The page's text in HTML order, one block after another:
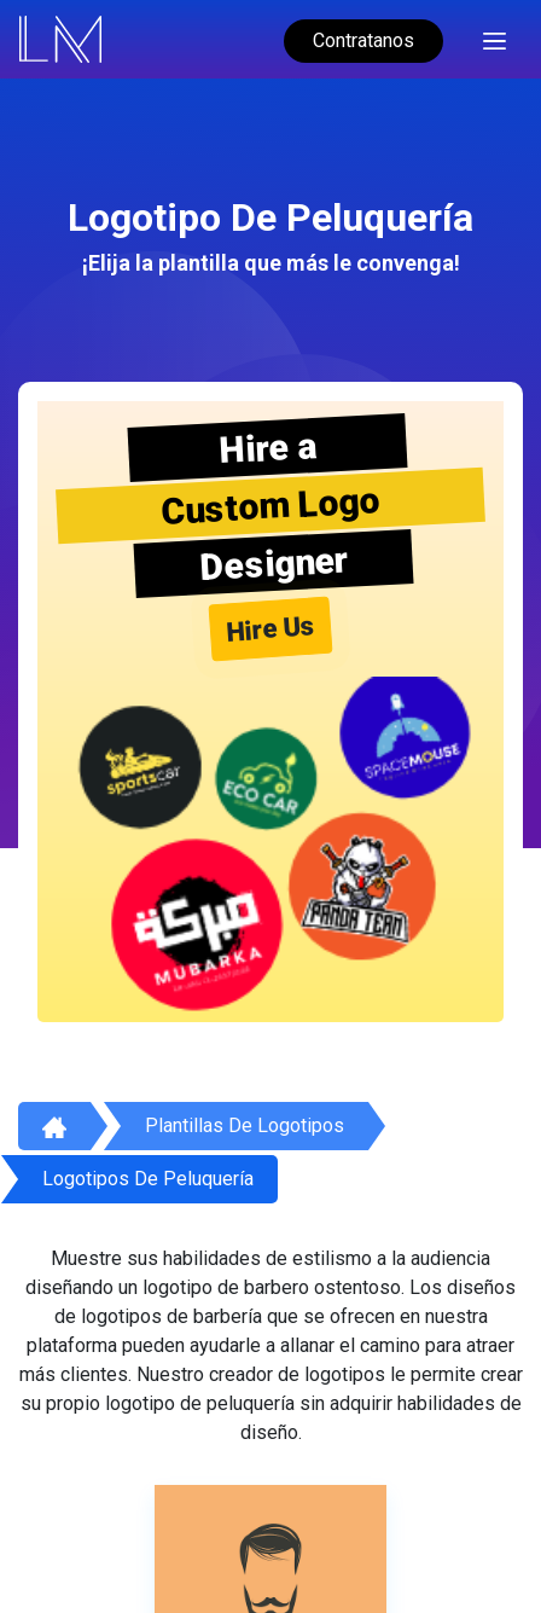
Contratanos
Logotipo De Peluquería
¡Elija la plantilla que más le convenga!
Hire a
Custom Logo
Designer
Hire Us
Plantillas De Logotipos
Logotipos De Peluquería
Muestre sus habilidades de estilismo a la audiencia
diseñando un logotipo de barbero ostentoso. Los diseños
de logotipos de barbería que se ofrecen en nuestra
plataforma pueden ayudarle a allanar el camino para atraer
más clientes. Nuestro creador de logotipos le permite crear
su propio logotipo de peluquería sin adquirir habilidades de
diseño.